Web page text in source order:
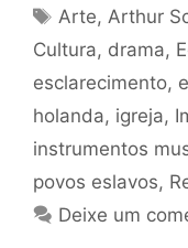
Tags
Arte,Arthur
Cultura, drama,
esclarecimento,
holanda, igreja,
instrumentos
povos eslavos,
Deixe um